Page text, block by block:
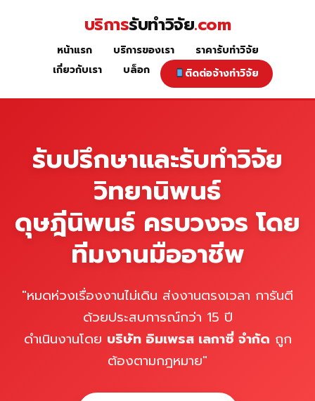
หน้าแรก
บริการรับทำวิจัย.com
หน้าแรก บริการของเรา
ราคารับทำวิจัย
เกี่ยวกับเรา
บล็อก ติดต่อจ้างทำวิจัย
รับปรึกษาและรับทำวิจัย
วิทยานิพนธ์
ดุษฎีนิพนธ์ ครบวงจร โดย
ทีมงานมืออาชีพ
"หมดห่วงเรื่องงานไม่เดิน ส่งงานตรงเวลา การันตี
ด้วยประสบการณ์กว่า 15 ปี
ดำเนินงานโดย บริษัท อิมเพรส เลกาซี่ จำกัด ถูก
ต้องตามกฎหมาย"